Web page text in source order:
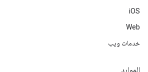
iOS
Web
خدمات ويب
الموارد